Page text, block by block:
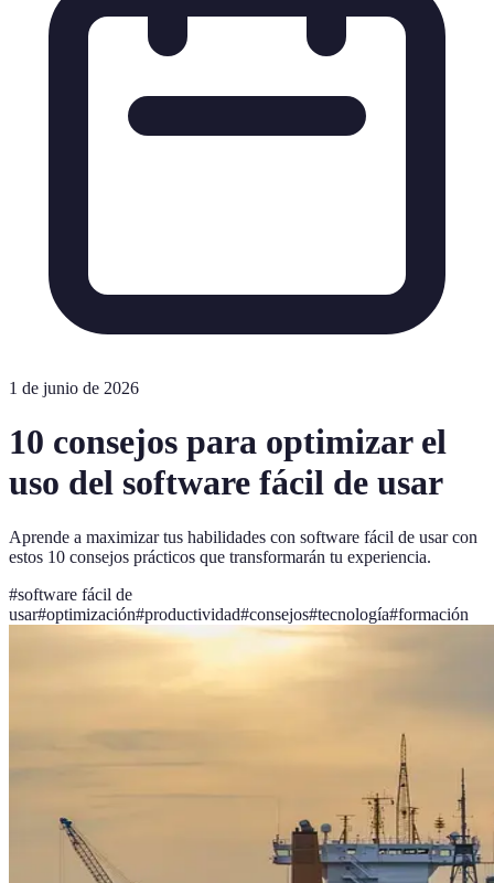
1 de junio de 2026
10 consejos para optimizar el
uso del software fácil de usar
Aprende a maximizar tus habilidades con software fácil de usar con
estos 10 consejos prácticos que transformarán tu experiencia.
#software fácil de
usar#optimización#productividad#consejos#tecnología#formación